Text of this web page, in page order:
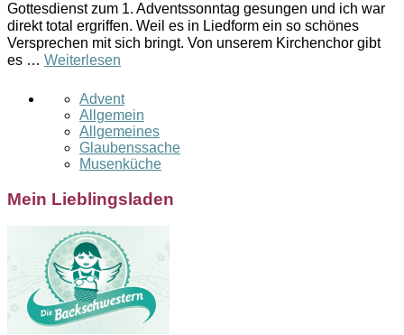
Gottesdienst zum 1. Adventssonntag gesungen und ich war
direkt total ergriffen. Weil es in Liedform ein so schönes
Versprechen mit sich bringt. Von unserem Kirchenchor gibt
es … Weiterlesen
Advent
Allgemein
Allgemeines
Glaubenssache
Musenküche
Mein Lieblingsladen